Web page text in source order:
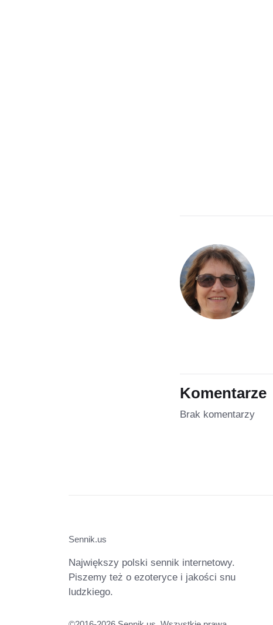
Komentarze
Brak komentarzy
Sennik.us
Największy polski sennik internetowy.
Piszemy też o ezoteryce i jakości snu
ludzkiego.